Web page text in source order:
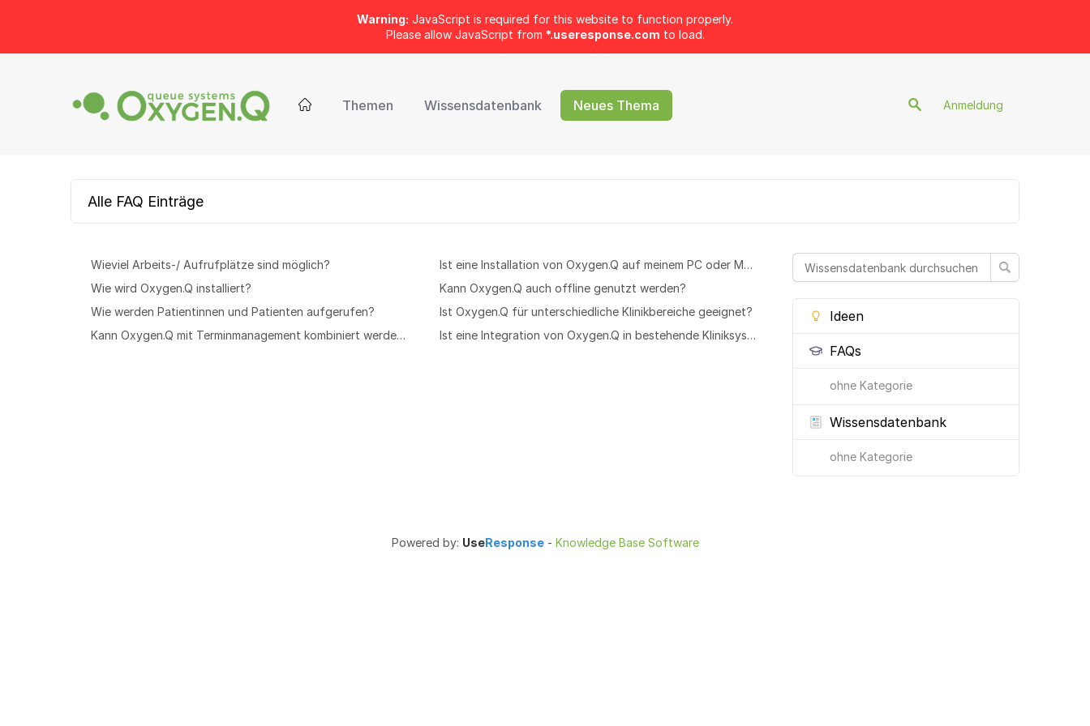
Warning: JavaScript is required for this website to function properly.
Please allow JavaScript from *.useresponse.com to load.
Themen Wissensdatenbank Neues Thema Anmeldung
Alle FAQ Einträge
Ideen
FAQs
ohne Kategorie
Wissensdatenbank
ohne Kategorie
Wieviel Arbeits-/ Aufrufplätze sind möglich?
Ist eine Installation von Oxygen.Q auf meinem PC oder Mac notwendig?
Wie wird Oxygen.Q installiert?
Kann Oxygen.Q auch offline genutzt werden?
Wie werden Patientinnen und Patienten aufgerufen?
Ist Oxygen.Q für unterschiedliche Klinikbereiche geeignet?
Kann Oxygen.Q mit Terminmanagement kombiniert werden?
Ist eine Integration von Oxygen.Q in bestehende Kliniksysteme möglich?
Powered by: UseResponse- Knowledge Base Software